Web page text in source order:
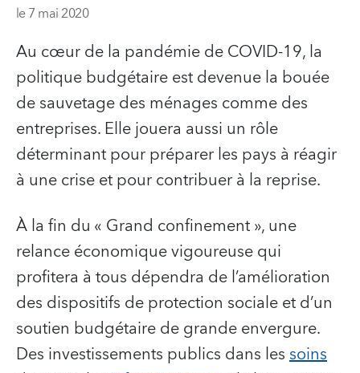
le 7 mai 2020
Au cœur de la pandémie de COVID-19, la
politique budgétaire est devenue la bouée
de sauvetage des ménages comme des
entreprises. Elle jouera aussi un rôle
déterminant pour préparer les pays à réagir
à une crise et pour contribuer à la reprise.
À la fin du « Grand confinement », une
relance économique vigoureuse qui
profitera à tous dépendra de l’amélioration
des dispositifs de protection sociale et d’un
soutien budgétaire de grande envergure.
Des investissements publics dans lessoins